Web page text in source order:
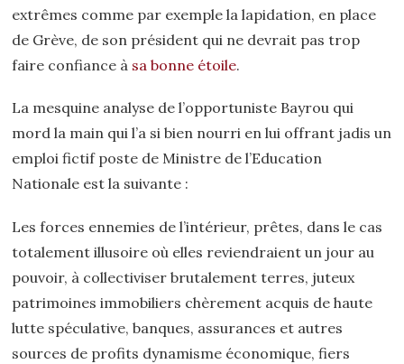
extrêmes comme par exemple la lapidation, en place
de Grève, de son président qui ne devrait pas trop
faire confiance à sa bonne étoile.
La mesquine analyse de l’opportuniste Bayrou qui
mord la main qui l’a si bien nourri en lui offrant jadis un
emploi fictifposte de Ministre de l’Education
Nationale est la suivante :
Les forces ennemies de l’intérieur, prêtes, dans le cas
totalement illusoire où elles reviendraient un jour au
pouvoir, à collectiviser brutalement terres, juteux
patrimoines immobiliers chèrement acquis de haute
lutte spéculative, banques, assurances et autres
sources de profits dynamisme économique, fiers